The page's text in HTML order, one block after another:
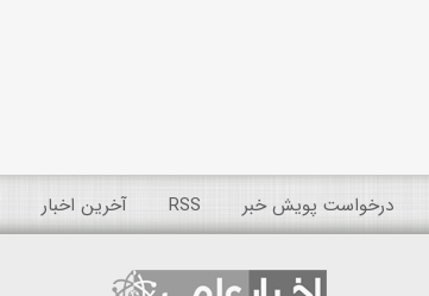
درخواست پویش خبر RSS آخرین اخبار